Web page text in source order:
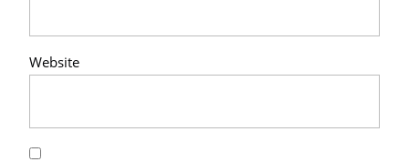
Website